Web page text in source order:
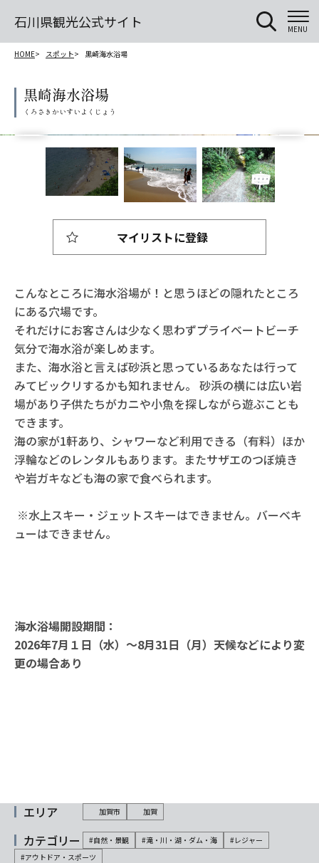
石川県観光公式サイト MENU
HOME スポット 黒崎海水浴場
黒崎海水浴場
こんなところに海水浴場が！と思うほどの隠れたところ
にある穴場です。
それだけにお客さんは少なく思わずプライベートビーチ
気分で海水浴が楽しめます。
また、海水浴と言えば砂浜と思っているあなたは行って
みてビックリするかも知れません。 砂浜の横には広い岩
場があり子供たちがカニや小魚を探しながら遊ぶことも
できます。
海の家が1軒あり、シャワーなど利用できる（有料）ほか
浮輪などのレンタルもあります。またサザエのつぼ焼き
や岩ガキなども海の家で食べられます。
※水上スキー・ジェットスキーはできません。バーベキ
ューはできません。
海水浴場開設期間：
2026年7月１日（水）～8月31日（月）天候などにより変
更の場合あり
マイリストに登録
エリア 加賀市 加賀
カテゴリー #自然・景観 #滝・川・湖・ダム・海
#レジャー
#アウトドア・スポーツ